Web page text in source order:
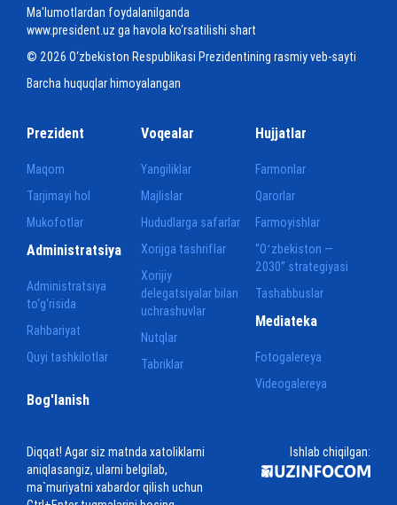
Ma'lumotlardan foydalanilganda
www.president.uz ga havola ko‘rsatilishi shart
© 2026 O‘zbekiston Respublikasi Prezidentining rasmiy veb-sayti
Barcha huquqlar himoyalangan
Prezident
Maqom
Tarjimayi hol
Mukofotlar
Voqealar
Yangiliklar
Majlislar
Hududlarga safarlar
Xorijga tashriflar
Xorijiy
delegatsiyalar bilan
uchrashuvlar
Nutqlar
Tabriklar
Hujjatlar
Farmonlar
Qarorlar
Farmoyishlar
“Oʻzbekiston —
2030” strategiyasi
Tashabbuslar
Administratsiya
Administratsiya
to‘g‘risida
Rahbariyat
Quyi tashkilotlar
Mediateka
Fotogalereya
Videogalereya
Bog'lanish
Diqqat! Agar siz matnda xatoliklarni
aniqlasangiz, ularni belgilab,
ma`muriyatni xabardor qilish uchun
Ishlab chiqilgan: